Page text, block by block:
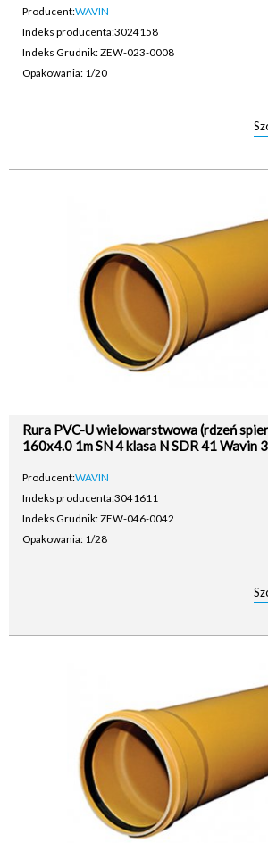
Producent:WAVIN
Indeks producenta:3024158
Indeks Grudnik: ZEW-023-0008
Opakowania: 1/20
Rura PVC-U wielowarstwowa (rdzeń
160x4.0 1m SN 4 klasa N SDR 41 Wavin
Producent:WAVIN
Indeks producenta:3041611
Indeks Grudnik: ZEW-046-0042
Opakowania: 1/28